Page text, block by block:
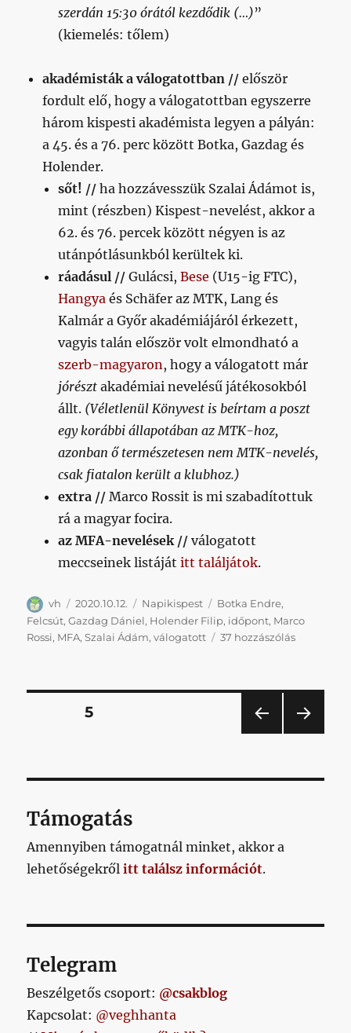
szerdán 15:30 órától kezdődik (…)”
(kiemelés: tőlem)
akadémisták a válogatottban // először
fordult elő, hogy a válogatottban egyszerre
három kispesti akadémista legyen a pályán:
a 45. és a 76. perc között Botka, Gazdag és
Holender.
sőt! //ha hozzávesszük Szalai Ádámot is,
mint (részben) Kispest-nevelést, akkor a
62. és 76. percek között négyen is az
utánpótlásunkból kerültek ki.
ráadásul // Gulácsi,Bese (U15-ig FTC),
Hangya és Schäfer az MTK, Lang és
Kalmár a Győr akadémiájáról érkezett,
vagyis talán először volt elmondható a
szerb-magyaron, hogy a válogatott már
jórészt akadémiai nevelésű játékosokból
állt. (Véletlenül Könyvest is beírtam a poszt
egy korábbi állapotában az MTK-hoz,
azonban ő természetesen nem MTK-nevelés,
csak fiatalon került a klubhoz.)
extra // Marco Rossit is mi szabadítottuk
rá a magyar focira.
az MFA-nevelések // válogatott
meccseinek listájátitt találjátok.
Szerző
vh Közzétéve
2020.10.12. Kategória
Napikispest Címke
Botka Endre,
Felcsút,Gazdag Dániel, Holender Filip, időpont, Marco
Rossi, MFA,Szalai Ádám,válogatott 37 hozzászólás
Bejegyzések
AL
OLDAL5
OLD
Támogatás
Amennyiben támogatnál minket, akkor a
lehetőségekrőlitt találsz információt.
Telegram
Beszélgetős csoport: @csakblog
Kapcsolat: @veghhanta